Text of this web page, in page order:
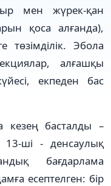
мен жүрек-қан
қоса алғанда),
төзімділік. Эбола
алғашқы
екпеден бас
кезең басталды –
ші - денсаулық
бағдарлама
есептелген: бір